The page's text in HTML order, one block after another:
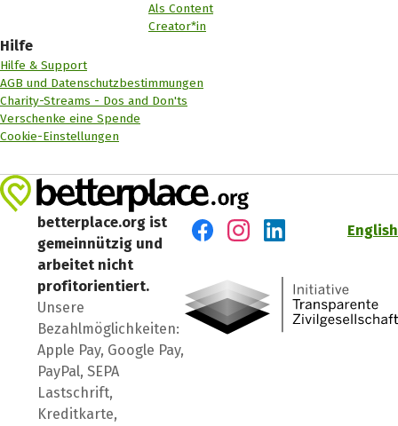
Als Content
Creator*in
Hilfe
Hilfe & Support
AGB und Datenschutzbestimmungen
Charity-Streams - Dos and Don'ts
Verschenke eine Spende
Cookie-Einstellungen
betterplace.org ist
gemeinnützig und
arbeitet nicht
profitorientiert.
Unsere
Bezahlmöglichkeiten:
Apple Pay, Google Pay,
PayPal, SEPA
Lastschrift,
Kreditkarte,
English